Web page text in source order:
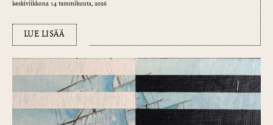
keskiviikkona 14 tammikuuta, 2026
LUE LISÄÄ